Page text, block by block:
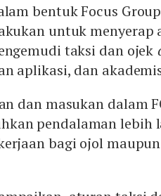
bentuk Focus
untuk menyerap
taksi dan ojek
aplikasi, dan
dan masukan dalam
pendalaman
bagi ojol